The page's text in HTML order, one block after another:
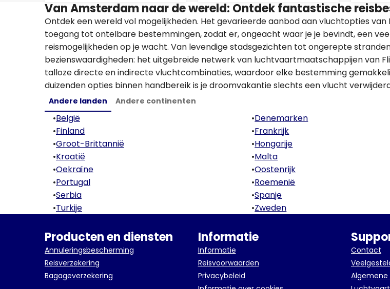
Van Amsterdam naar de wereld: Ontdek fantastische
Ontdek een wereld vol mogelijkheden. Het gevarieerde aanbod aan vluchtopties
toegang tot ontelbare bestemmingen, zodat er, ongeacht waar je je bevindt, een
reismogelijkheden op je wacht. Van levendige stadsgezichten tot ongerepte
bezienswaardigheden: het uitgebreide netwerk van luchtvaartmaatschappijen van
talloze directe en indirecte vluchtcombinaties, waardoor elke bestemming
duizenden opties binnen handbereik is je droomvakantie slechts een vlucht
Andere landen Andere continenten
•België •Denemarken
•Finland •Frankrijk
•Groot-Brittannië •Hongarije
•Kroatië •Malta
•Oekraïne •Oostenrijk
•Portugal •Roemenië
•Serbia •Spanje
•Turkije •Zweden
Producten en diensten
Annuleringsbescherming
Reisverzekering
Bagageverzekering
Informatie
Informatie
Reisvoorwaarden
Privacybeleid
Contact
Algemene